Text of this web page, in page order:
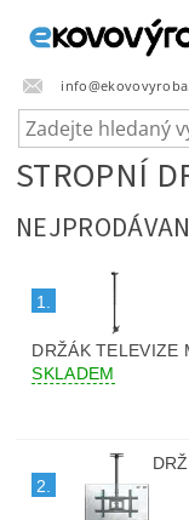
STROPNÍ
1.
DRŽÁK TELEVIZE
SKLADEM
2.